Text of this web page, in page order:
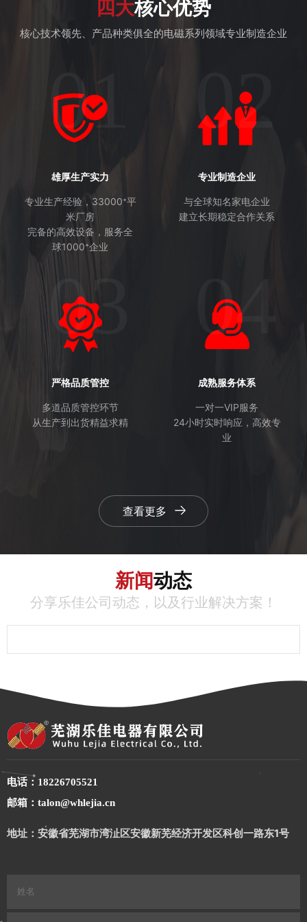
四大核心优势
核心技术领先、产品种类俱全的电磁系列领域专业制造企业
01
雄厚生产实力
专业生产经验，33000⁺平
米厂房
完备的高效设备，服务全
球1000⁺企业
02
专业制造企业
与全球知名家电企业
建立长期稳定合作关系
03
严格品质管控
多道品质管控环节
从生产到出货精益求精
04
成熟服务体系
一对一VIP服务
24小时实时响应，高效专
业
查看更多
新闻动态
分享乐佳公司动态，以及行业解决方案！
电话：18226705521
邮箱：talon@whlejia.cn
地址：安徽省芜湖市湾沚区安徽新芜经济开发区科创一路东1号